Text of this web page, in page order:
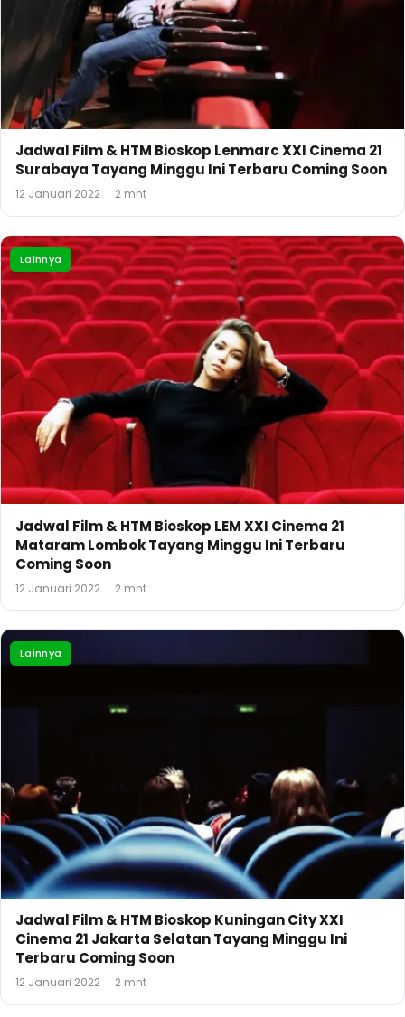
Jadwal Film & HTM Bioskop Lenmarc XXI Cinema 21
Surabaya Tayang Minggu Ini Terbaru Coming Soon
12 Januari 2022 · 2 mnt
Lainnya
Jadwal Film & HTM Bioskop LEM XXI Cinema 21
Mataram Lombok Tayang Minggu Ini Terbaru
Coming Soon
12 Januari 2022 · 2 mnt
Lainnya
Jadwal Film & HTM Bioskop Kuningan City XXI
Cinema 21 Jakarta Selatan Tayang Minggu Ini
Terbaru Coming Soon
12 Januari 2022 · 2 mnt